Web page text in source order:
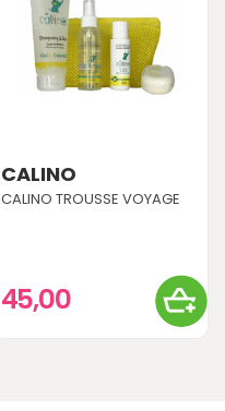
CALINO
CALINO TROUSSE VOYAGE
45,00